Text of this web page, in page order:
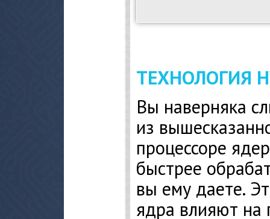
ТЕХНОЛОГИЯ
Вы наверняка
из
процессоре
быстрее
вы ему даете.
ядра влияют на